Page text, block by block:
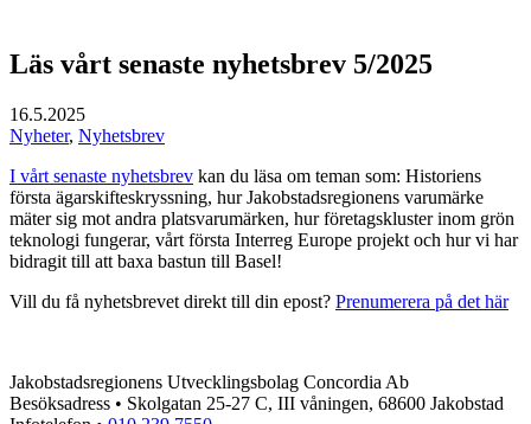
Läs vårt senaste nyhetsbrev 5/2025
16.5.2025
Nyheter, Nyhetsbrev
I vårt senaste nyhetsbrev kan du läsa om teman som: Historiens
första ägarskifteskryssning, hur Jakobstadsregionens varumärke
mäter sig mot andra platsvarumärken, hur företagskluster inom grön
teknologi fungerar, vårt första Interreg Europe projekt och hur vi har
bidragit till att baxa bastun till Basel!
Vill du få nyhetsbrevet direkt till din epost? Prenumerera på det här
Jakobstadsregionens Utvecklingsbolag Concordia Ab
Besöksadress • Skolgatan 25-27 C, III våningen, 68600 Jakobstad